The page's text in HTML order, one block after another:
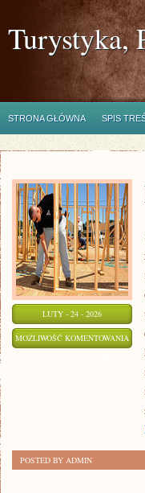
Turystyka,
STRONA GŁÓWNA SPIS
LUTY - 24 - 2026
MOŻLIWOŚĆ KOMENTOWANIA
POSTED BY ADMIN